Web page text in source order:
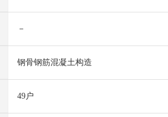
－
钢骨钢筋混凝土构造
49户